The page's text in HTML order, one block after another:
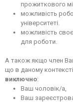
прожиткового
можливість
університеті.
можливість
для роботи.
А також якщо член
що в даному контексті
виключно:
Ваш чоловік/а,
Ваш